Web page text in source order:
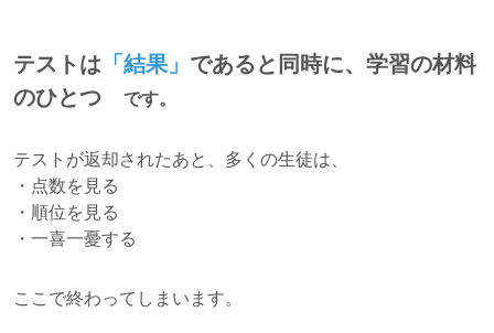
テストは 「結果」 であると同時に、学習の材料
のひとつ
です。
テストが返却されたあと、多くの生徒は、
・点数を見る
・順位を見る
・一喜一憂する
ここで終わってしまいます。